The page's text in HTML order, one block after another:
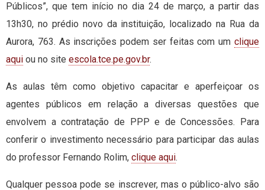
Públicos”, que tem início no dia 24 de março, a partir das
13h30, no prédio novo da instituição, localizado na Rua da
Aurora, 763. As inscrições podem ser feitas com um clique
aqui ou no site escola.tce.pe.gov.br.
As aulas têm como objetivo capacitar e aperfeiçoar os
agentes públicos em relação a diversas questões que
envolvem a contratação de PPP e de Concessões. Para
conferir o investimento necessário para participar das aulas
do professor Fernando Rolim, clique aqui.
Qualquer pessoa pode se inscrever, mas o público-alvo são